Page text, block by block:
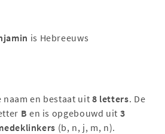
is Hebreeuws
naam en bestaat uit 8 letters. De
B en is opgebouwd uit 3
(b, n, j, m, n).